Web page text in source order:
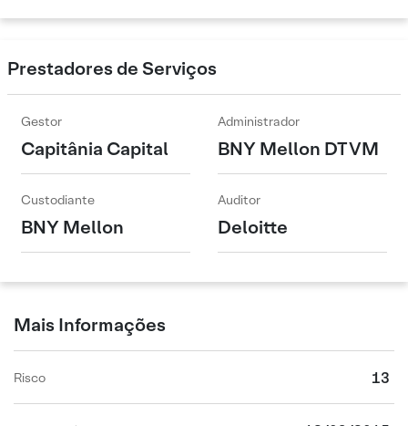
Prestadores de Serviços
Gestor
Capitânia Capital
Administrador
BNY Mellon DTVM
Custodiante
BNY Mellon
Auditor
Deloitte
Mais Informações
Risco 13